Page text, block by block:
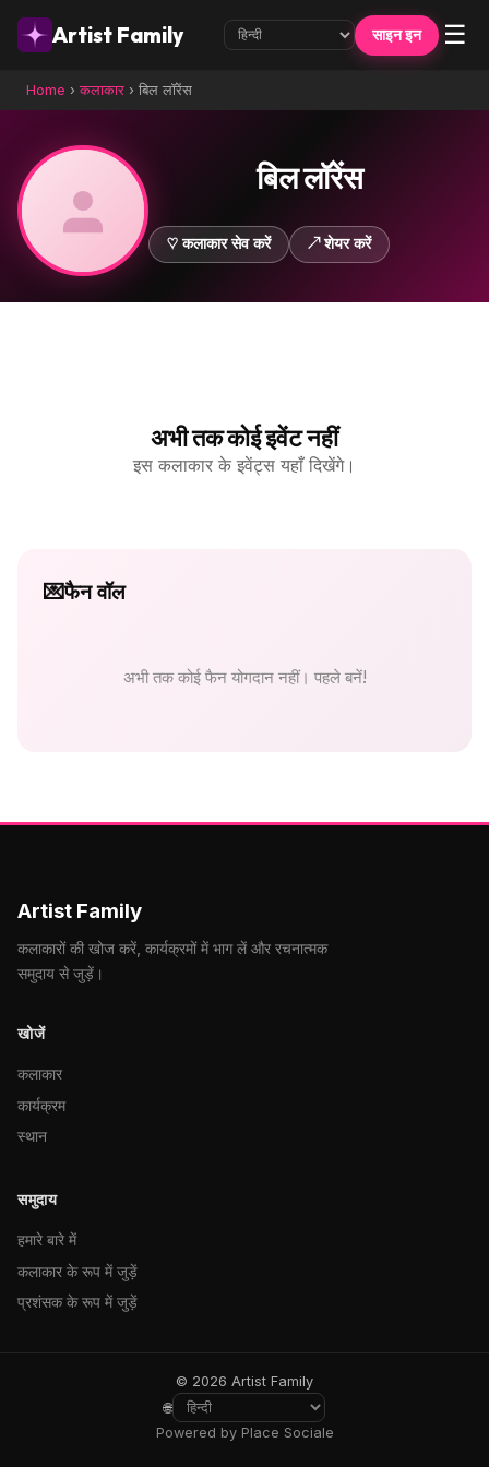
Artist Family साइन इन ☰
Home ›कलाकार › बिल लॉरेंस
बिल लॉरेंस
♡ कलाकार सेव करें ↗ शेयर करें
अभी तक कोई इवेंट नहीं
इस कलाकार के इवेंट्स यहाँ दिखेंगे।
💌फैन वॉल
अभी तक कोई फैन योगदान नहीं। पहले बनें!
Artist Family
कलाकारों की खोज करें, कार्यक्रमों में भाग लें और रचनात्मक
समुदाय से जुड़ें।
खोजें
कलाकार
कार्यक्रम
स्थान
समुदाय
हमारे बारे में
कलाकार के रूप में जुड़ें
प्रशंसक के रूप में जुड़ें
© 2026 Artist Family
🌐
Powered by Place Sociale